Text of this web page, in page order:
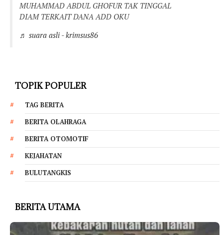
MUHAMMAD ABDUL GHOFUR TAK TINGGAL
DIAM TERKAIT DANA ADD OKU
♬ suara asli - krimsus86
TOPIK POPULER
TAG BERITA
BERITA OLAHRAGA
BERITA OTOMOTIF
KEJAHATAN
BULUTANGKIS
BERITA UTAMA